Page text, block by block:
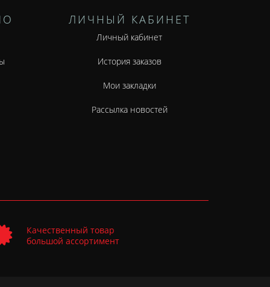
ЛИЧНЫЙ КАБИНЕТ
Личный кабинет
История заказов
Мои закладки
Рассылка новостей
Качественный товар
большой ассортимент